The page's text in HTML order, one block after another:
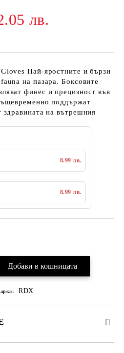
лв.
Най-яростните и бързи
на пазара. Боксовите
финес и прецизност във
поддържат
здравината на вътрешния
8.99 лв.
8.99 лв.
RDX